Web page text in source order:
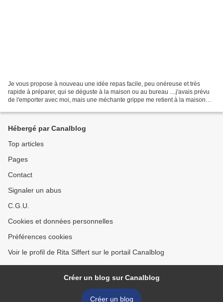
Je vous propose à nouveau une idée repas facile, peu onéreuse et très
rapide à préparer, qui se déguste à la maison ou au bureau ....j'avais prévu
de l'emporter avec moi, mais une méchante grippe me retient à la maison
Hébergé par Canalblog
Top articles
Pages
Contact
Signaler un abus
C.G.U.
Cookies et données personnelles
Préférences cookies
Voir le profil de Rita Siffert sur le portail Canalblog
Créer un blog sur Canalblog
Créer un blog